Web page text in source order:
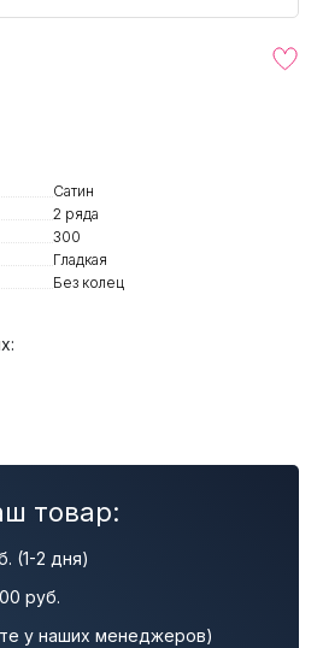
Сатин
2 ряда
300
Гладкая
Без колец
товар:
(1-2 дня)
руб.
у наших менеджеров)